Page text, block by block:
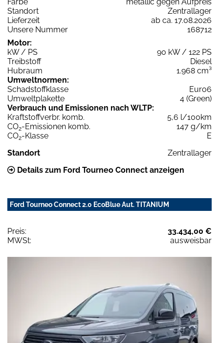
Standort
Zentrallager
Lieferzeit
ab ca. 17.08.2026
Unsere Nummer
168712
Motor:
kW / PS
90 kW / 122 PS
Treibstoff
Diesel
Hubraum
1.968 cm³
Umweltnormen:
Schadstoffklasse
Euro6
Umweltplakette
4 (Green)
Verbrauch und Emissionen nach WLTP:
Kraftstoffverbr. komb.
5,6 l/100km
CO2-Emissionen komb.
147 g/km
CO2-Klasse
E
Standort
Zentrallager
Details zum Ford Tourneo Connect anzeigen
Ford Tourneo Connect 2.0 EcoBlue Aut. TITANIUM
Preis:
33.434,00 €
MWSt:
ausweisbar